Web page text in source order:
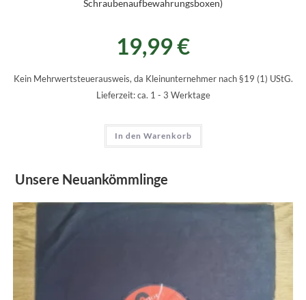
Schraubenaufbewahrungsboxen)
19,99€
Kein Mehrwertsteuerausweis, da Kleinunternehmer nach §19 (1) UStG.
Lieferzeit: ca. 1 - 3 Werktage
In den Warenkorb
Unsere Neuankömmlinge